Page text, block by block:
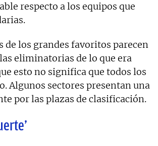
respecto a los equipos que
de los grandes favoritos parecen
eliminatorias de lo que era
esto no significa que todos los
Algunos sectores presentan una
por las plazas de clasificación.